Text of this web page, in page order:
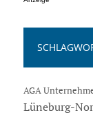
AGA
Lüneburg-